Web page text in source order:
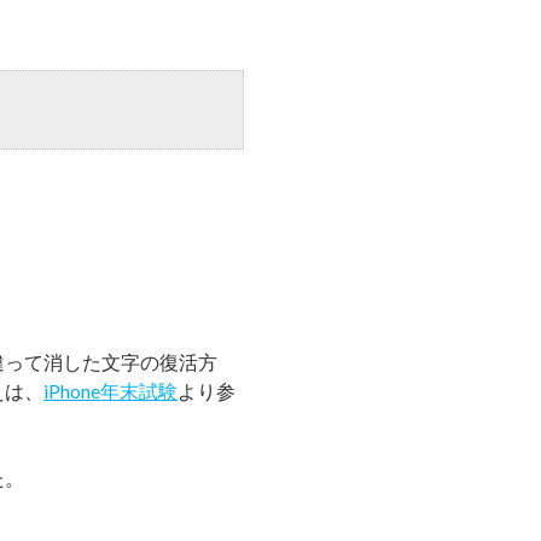
て消した文字の復活方
、 iPhone年末試験より参